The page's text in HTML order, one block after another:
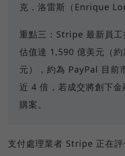
克．洛雷斯（Enrique
重點三：Stripe 最新員工
估值達 1,590 億美元（
元），約為 PayPal 目前
近 4 倍，若成交將創下
購案。
支付處理業者 Stripe 正在